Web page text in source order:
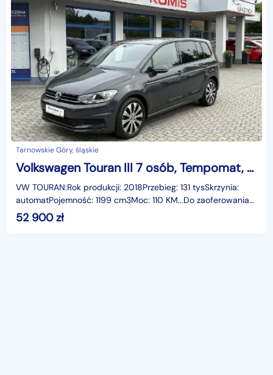
Tarnowskie Góry, śląskie
Volkswagen Touran III 7 osób, Tempomat, Gwarancja
VW TOURAN:Rok produkcji: 2018Przebieg: 131 tysSkrzynia:
automatPojemność: 1199 cm3Moc: 110 KM...Do zaoferowania
mamy VW Touran z 2018 roku , samochód w bardzo d
52 900zł